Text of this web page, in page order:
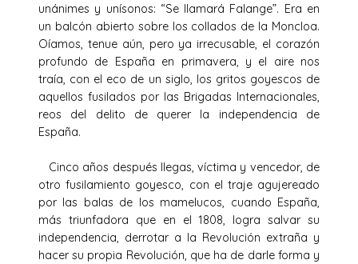
unánimes y unísonos: “Se llamará Falange”. Era en
un balcón abierto sobre los collados de la Moncloa.
Oíamos, tenue aún, pero ya irrecusable, el corazón
profundo de España en primavera, y el aire nos
traía, con el eco de un siglo, los gritos goyescos de
aquellos fusilados por las Brigadas Internacionales,
reos del delito de querer la independencia de
España.
Cinco años después llegas, víctima y vencedor, de
otro fusilamiento goyesco, con el traje agujereado
por las balas de los mamelucos, cuando España,
más triunfadora que en el 1808, logra salvar su
independencia, derrotar a la Revolución extraña y
hacer su propia Revolución, que ha de darle forma y